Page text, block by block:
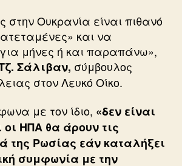
στην Ουκρανία είναι πιθανό
και να
μήνες ή και παραπάνω»,
Σάλιβαν, σύμβουλος
στον Λευκό Οίκο.
με τον ίδιο, «δεν είναι
οι ΗΠΑ θα άρουν τις
της Ρωσίας εάν καταλήξει
συμφωνία με την